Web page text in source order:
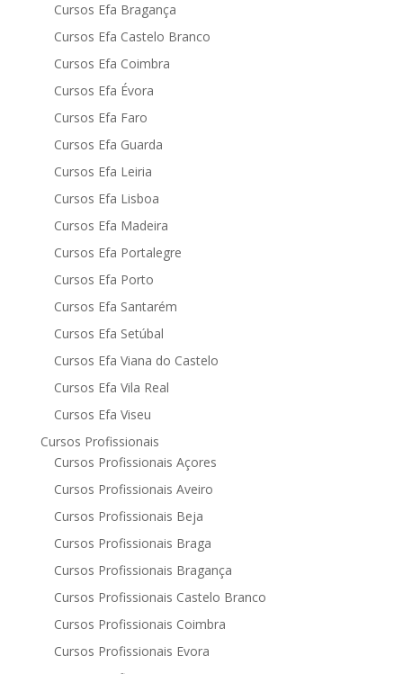
Cursos Efa Bragança
Cursos Efa Castelo Branco
Cursos Efa Coimbra
Cursos Efa Évora
Cursos Efa Faro
Cursos Efa Guarda
Cursos Efa Leiria
Cursos Efa Lisboa
Cursos Efa Madeira
Cursos Efa Portalegre
Cursos Efa Porto
Cursos Efa Santarém
Cursos Efa Setúbal
Cursos Efa Viana do Castelo
Cursos Efa Vila Real
Cursos Efa Viseu
Cursos Profissionais
Cursos Profissionais Açores
Cursos Profissionais Aveiro
Cursos Profissionais Beja
Cursos Profissionais Braga
Cursos Profissionais Bragança
Cursos Profissionais Castelo Branco
Cursos Profissionais Coimbra
Cursos Profissionais Evora